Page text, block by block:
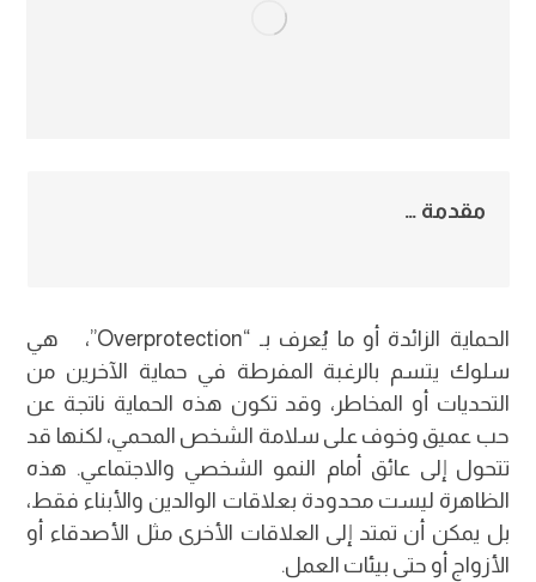
مقدمة …
الحماية الزائدة أو ما يُعرف بـ “Overprotection”، هي
سلوك يتسم بالرغبة المفرطة في حماية الآخرين من
التحديات أو المخاطر، وقد تكون هذه الحماية ناتجة عن
حب عميق وخوف على سلامة الشخص المحمي، لكنها قد
تتحول إلى عائق أمام النمو الشخصي والاجتماعي. هذه
الظاهرة ليست محدودة بعلاقات الوالدين والأبناء فقط،
بل يمكن أن تمتد إلى العلاقات الأخرى مثل الأصدقاء أو
الأزواج أو حتى بيئات العمل.